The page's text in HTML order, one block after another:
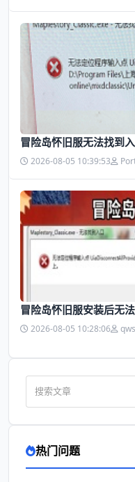
冒险岛怀旧服无法找到
2026-08-05 10:39:53
冒险岛怀旧服安装后无
2026-08-05 10:28:06
热门问题